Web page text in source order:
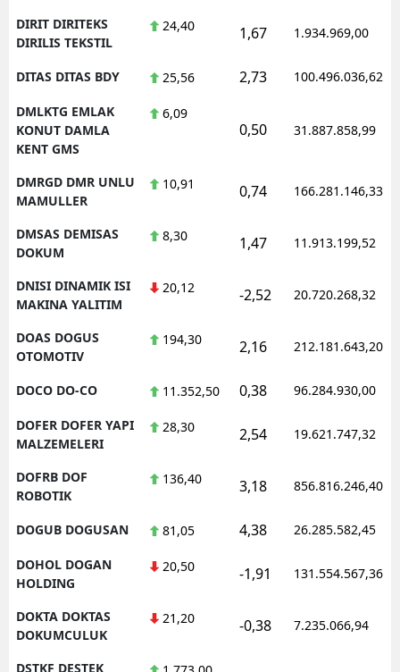
DIRIT DIRITEKS
DIRILIS TEKSTIL
24,40 1,67 1.934.969,00
DITAS DITAS BDY 25,56 2,73 100.496.036,62
DMLKTG EMLAK
KONUT DAMLA
KENT GMS
6,09
0,50 31.887.858,99
DMRGD DMR UNLU
MAMULLER
10,91 0,74 166.281.146,33
DMSAS DEMISAS
DOKUM
8,30 1,47 11.913.199,52
DNISI DINAMIK ISI
MAKINA YALITIM
20,12 -2,52 20.720.268,32
DOAS DOGUS
OTOMOTIV
194,30 2,16 212.181.643,20
DOCO DO-CO 11.352,50 0,38 96.284.930,00
DOFER DOFER YAPI
MALZEMELERI
28,30 2,54 19.621.747,32
DOFRB DOF
ROBOTIK
136,40 3,18 856.816.246,40
DOGUB DOGUSAN 81,05 4,38 26.285.582,45
DOHOL DOGAN
HOLDING
20,50 -1,91 131.554.567,36
DOKTA DOKTAS
DOKUMCULUK
21,20 -0,38 7.235.066,94
DSTKF DESTEK